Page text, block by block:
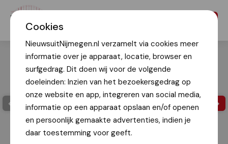
Cookies
NieuwsuitNijmegen.nl verzamelt via cookies meer
informatie over je apparaat, locatie, browser en
surfgedrag. Dit doen wij voor de volgende
doeleinden: Inzien van het bezoekersgedrag op
onze website en app, integreren van social media,
informatie op een apparaat opslaan en/of openen
en persoonlijk gemaakte advertenties, indien je
daar toestemming voor geeft.